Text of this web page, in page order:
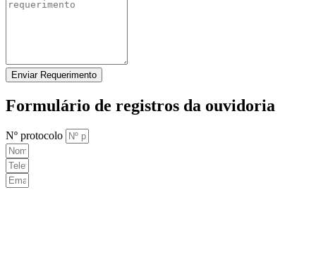
Enviar Requerimento
Formulário de registros da ouvidoria
Nº protocolo